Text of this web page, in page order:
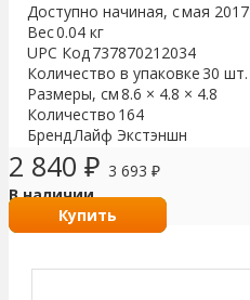
Доступно начиная, смая 2017
Вес0.04 кг
UPC Код737870212034
Количество в упаковке 30 шт.
Размеры, см8.6 × 4.8 × 4.8
Количество 164
БрендЛайф Экстэншн
2 840 ₽ 3 693 ₽
В наличии
Купить